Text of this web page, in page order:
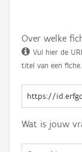
Over welke
Vul hier de
titel van een fiche.
Wat is jouw